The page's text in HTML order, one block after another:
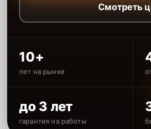
Смотреть
10+
лет на рынке
до 3 лет
гарантия на работы